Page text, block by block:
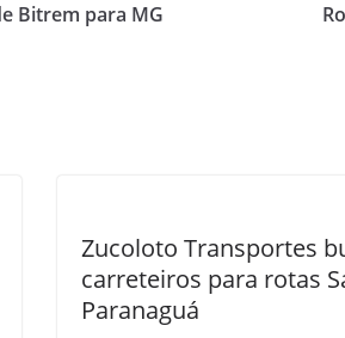
Bitrem para MG
Zucoloto Transportes
carreteiros para rotas
Paranaguá